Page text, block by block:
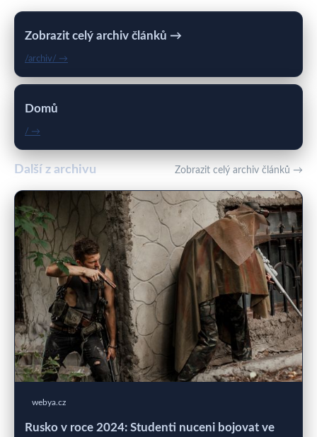
Zobrazit celý archiv článků →
/archiv/ →
Domů
/ →
Další z archivu Zobrazit celý archiv článků →
webya.cz
Rusko v roce 2024: Studenti nuceni bojovat ve